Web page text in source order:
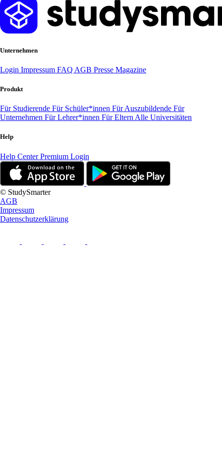
Unternehmen
Login Impressum FAQ AGB Presse Magazine
Produkt
Für Studierende Für Schüler*innen Für Auszubildende Für
Unternehmen Für Lehrer*innen Für Eltern Alle Universitäten
Help
Help CenterPremium Login
© StudySmarter
AGB
Impressum
Datenschutzerklärung